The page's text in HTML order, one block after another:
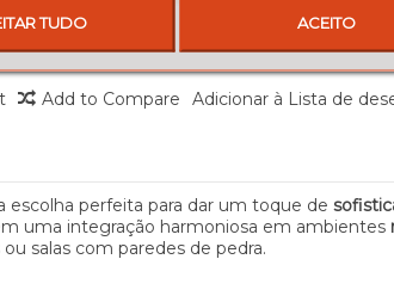
Add to Compare Adicionar à Lista de
escolha perfeita para dar um toque de
uma integração harmoniosa em ambientes
salas com paredes de pedra.
TUDO ACEITO